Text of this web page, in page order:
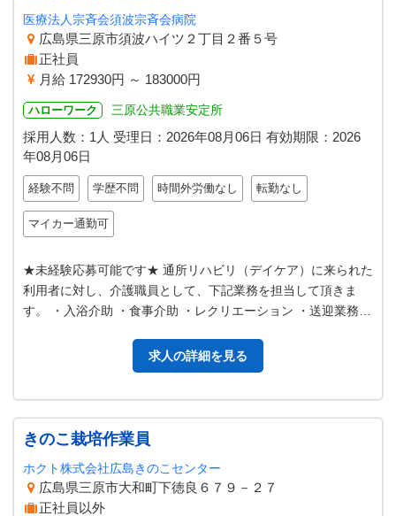
医療法人宗斉会須波宗斉会病院
広島県三原市須波ハイツ２丁目２番５号
正社員
月給 172930円 ～ 183000円
ハローワーク 三原公共職業安定所
採用人数：1人 受理日： 2026年08月06日 有効期限： 2026
年08月06日
経験不問 学歴不問 時間外労働なし 転勤なし
マイカー通勤可
★未経験応募可能です★ 通所リハビリ（デイケア）に来られた
利用者に対し、介護職員として、下記業務を担当して頂きま
す。 ・入浴介助 ・食事介助 ・レクリエーション ・送迎業務
求人の詳細を見る
きのこ栽培作業員
ホクト株式会社広島きのこセンター
広島県三原市大和町下徳良６７９－２７
正社員以外